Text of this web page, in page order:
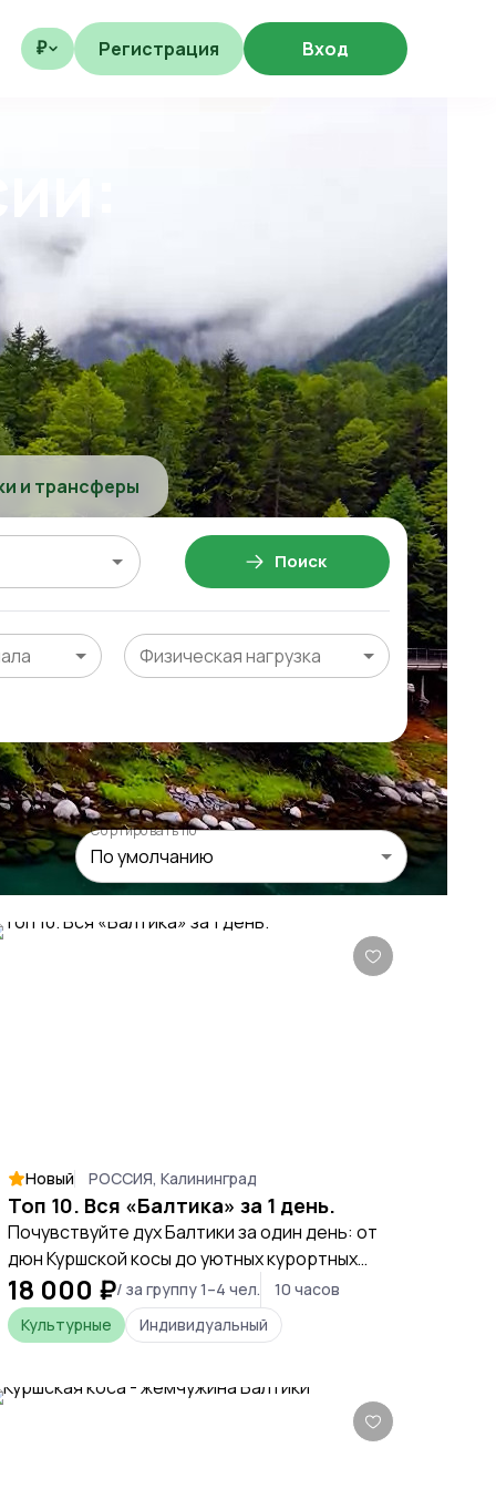
₽ Регистрация Вход
и трансферы
Физическая нагрузка
Поиск
Сортировать по
По умолчанию
Новый РОССИЯ, Калининград
Топ 10. Вся «Балтика» за 1 день.
Почувствуйте дух Балтики за один день: от
дюн Куршской косы до уютных курортных
городов. Это насыщенное, но комфортное
путешествие, где история, природа и
атмосфера сливаются в одно яркое
18 000 ₽/ за группу 1–4 чел.
10 часов
Культурные
Индивидуальный